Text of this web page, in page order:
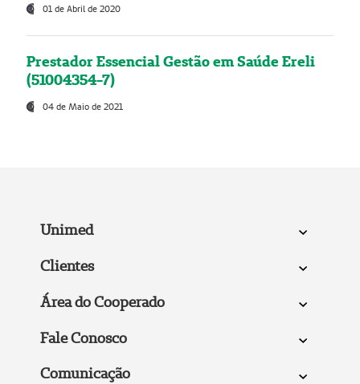
01 de Abril de 2020
Prestador Essencial Gestão em Saúde Ereli
(51004354-7)
04 de Maio de 2021
Unimed
Clientes
Área do Cooperado
Fale Conosco
Comunicação